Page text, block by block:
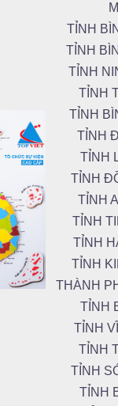
TỈNH
TỈNH
TỈNH
TỈNH
TỈNH
TỈNH
TỈNH
TỈNH
TỈNH
TỈNH
TỈNH
TỈNH
THÀNH
TỈNH
TỈNH
TỈNH
TỈNH
TỈNH